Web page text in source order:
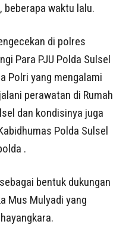
waktu lalu.
di polres
Para PJU Polda Sulsel
Polri yang mengalami
perawatan di Rumah
dan kondisinya juga
Polda Sulsel
.
bentuk dukungan
Mus Mulyadi yang